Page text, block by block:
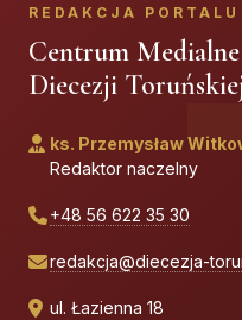
REDAKCJA PORTALU
Centrum Medialne
Diecezji Toruńskiej
ks. Przemysław
Redaktor naczelny
+48 56 622 35 30
redakcja@diecezja-
ul. Łazienna 18